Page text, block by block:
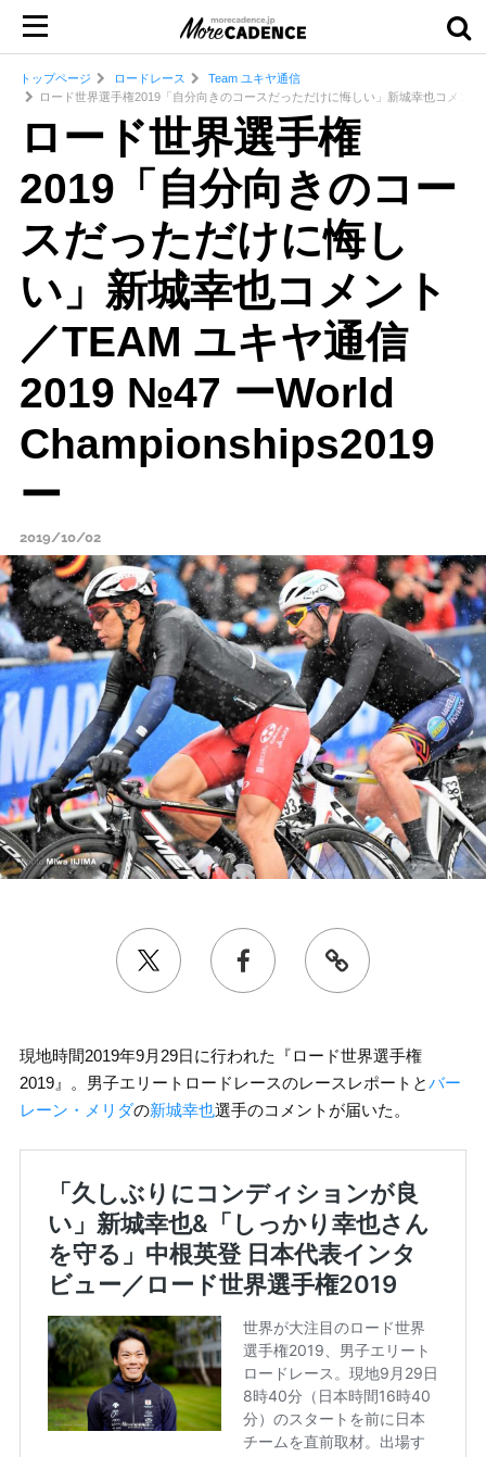
トップページ ロードレース
Team ユキヤ通信
ロード世界選手権2019「自分向きのコースだっただけに悔しい」新城幸也コメン
ロード世界選手権
2019「自分向きのコー
スだっただけに悔し
い」新城幸也コメント
／TEAM ユキヤ通信
2019 №47 ーWorld
Championships2019
ー
2019/10/02
現地時間2019年9月29日に行われた『ロード世界選手権
2019』。男子エリートロードレースのレースレポートとバー
レーン・メリダの新城幸也選手のコメントが届いた。